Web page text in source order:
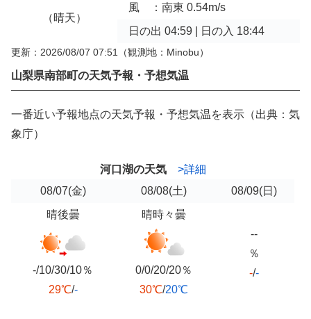
（晴天）
風 ：南東 0.54m/s
日の出 04:59 | 日の入 18:44
更新：2026/08/07 07:51 （観測地：Minobu）
山梨県南部町の天気予報・予想気温
一番近い予報地点の天気予報・予想気温を表示（出典：気
象庁）
河口湖の天気
>詳細
08/07(金) 08/08(土) 08/09(日)
晴後曇
-/10/30/10％
29℃/-
晴時々曇
0/0/20/20％
30℃/20℃
--
％
-/-